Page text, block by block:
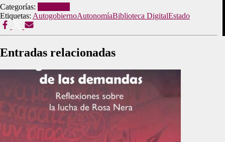
Categorías:
Etiquetas: AutogobiernoAutonomíaBiblioteca DigitalEstado
Entradas relacionadas